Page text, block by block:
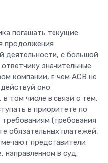
погашать текущие
продолжения
деятельности, с большой
значительные
компании, в чем АСВ не
оно
том числе в связи с тем,
в приоритете по
(требования
обязательных платежей,
представители
направленном в суд.